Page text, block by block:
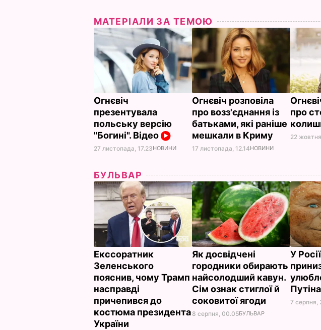
МАТЕРІАЛИ ЗА ТЕМОЮ
Огнєвіч
презентувала
польську версію
"Богині". Відео
27 листопада, 17.23НОВИНИ
Огнєвіч розповіла
про возз'єднання із
батьками, які раніше
мешкали в Криму
17 листопада, 12.14НОВИНИ
про
22
БУЛЬВАР
Екссоратник
Зеленського
пояснив, чому Трамп
насправді
причепився до
костюма президента
України
Як досвідчені
городники обирають
найсолодший кавун.
Сім ознак стиглої й
соковитої ягоди
8 серпня, 00.05БУЛЬВАР
У
Путіна
7 серпня,